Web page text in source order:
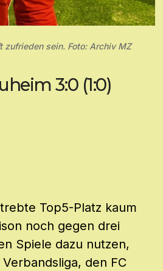
zufrieden sein. Foto: Archiv MZ
3:0 (1:0)
Top5-Platz kaum
noch gegen drei
Spiele dazu nutzen,
den FC